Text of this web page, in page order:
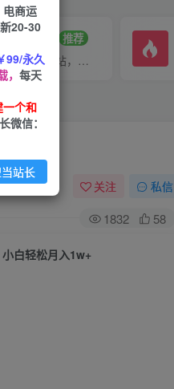
招募站长 推荐
搭建同款网站，自己当老板
关注 私信
1832 58
小白轻松月入1w+
电商运
20-30
99/永久
每天
个和
微信：
站长